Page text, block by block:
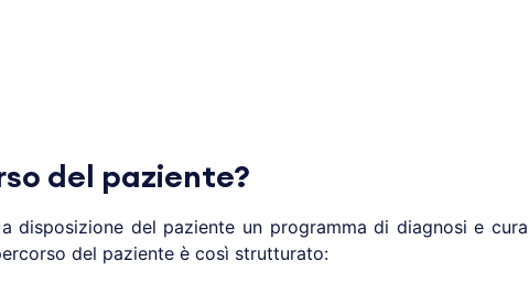
del paziente?
disposizione del paziente un programma di diagnosi e cura
del paziente è così strutturato: